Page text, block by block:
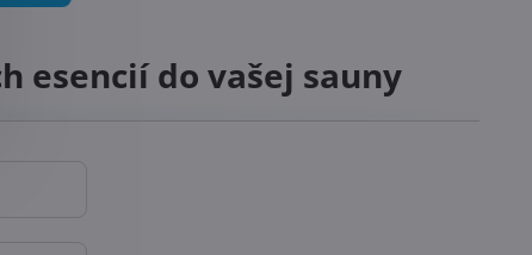
esencií do vašej sauny